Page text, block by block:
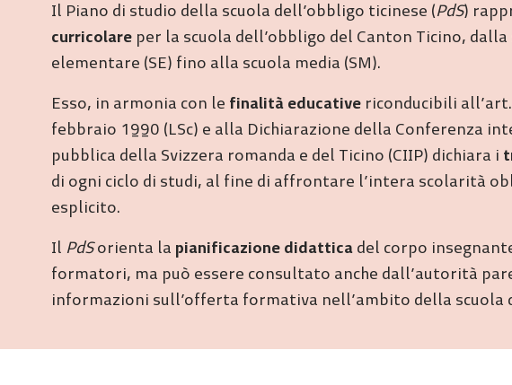
Il Piano di studio della scuola dell’obbligo ticinese (PdS)
curricolare per la scuola dell’obbligo del Canton Ticino,
elementare (SE) fino alla scuola media (SM).
Esso, in armonia con le finalità educative riconducibili
febbraio 1990 (LSc) e alla Dichiarazione della Conferenza
pubblica della Svizzera romanda e del Ticino (CIIP) dichiara i
di ogni ciclo di studi, al fine di affrontare l’intera scolarità
esplicito.
Il PdSorienta la pianificazione didattica del corpo
formatori, ma può essere consultato anche dall’autorità
informazioni sull’offerta formativa nell’ambito della scuola